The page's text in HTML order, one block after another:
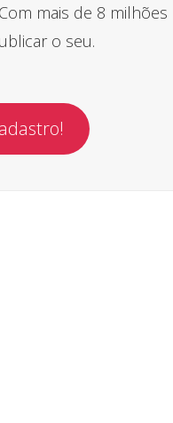
mais de 8 milhões
o seu.